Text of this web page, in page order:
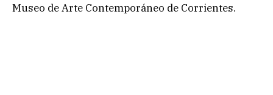
Museo de Arte Contemporáneo de Corrientes.